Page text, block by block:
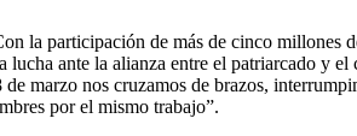
la participación de más de cinco millones
ante la alianza entre el patriarcado y
marzo nos cruzamos de brazos,
por el mismo trabajo”.